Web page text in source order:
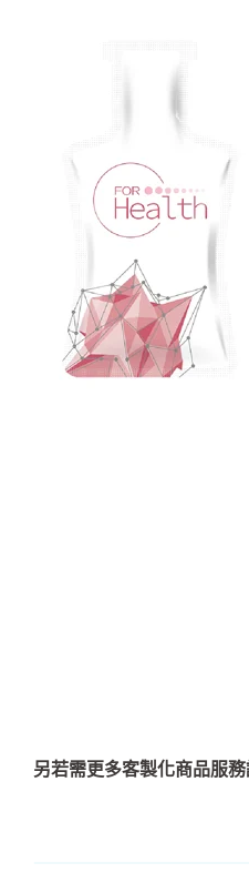
另若需更多客製化商品服